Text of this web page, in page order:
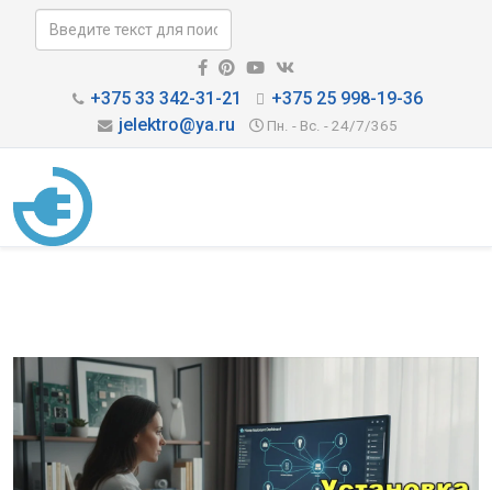
+375 33 342-31-21
+375 25 998-19-36
jelektro@ya.ru
Пн. - Вс. - 24/7/365